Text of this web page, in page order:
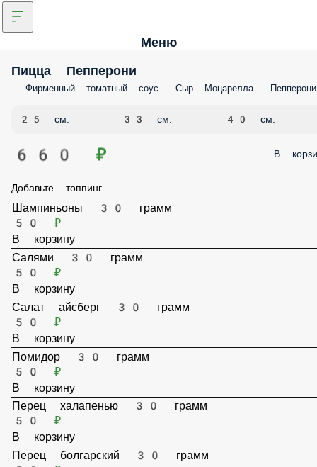
В корзину
В корзину
50 ₽
50 ₽
Перец болгарский 30 грамм
50 ₽
В корзину
Пепперони 30 грамм
50 ₽
В корзину
Огурец корнишон 30 грамм
50 ₽
В корзину
50 ₽
В корзину